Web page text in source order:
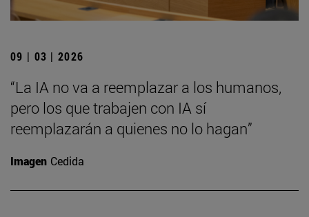
09 | 03 | 2026
“La IA no va a reemplazar a los humanos,
pero los que trabajen con IA sí
reemplazarán a quienes no lo hagan”
Imagen Cedida